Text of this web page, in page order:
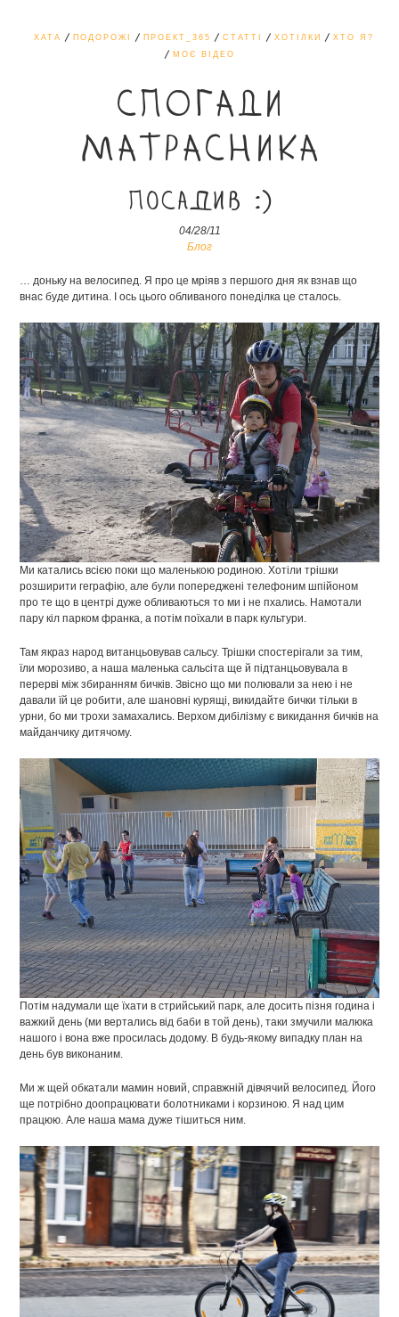
ХАТА ПОДОРОЖІ ПРОЕКТ_365 СТАТТІ ХОТІЛКИ
ХТО Я?
МОЄ ВІДЕО
СПОГАДИ
МАТРАСНИКА
Посадив :)
04/28/11
Блог
… доньку на велосипед. Я про це мріяв з першого дня як взнав що
внас буде дитина. І ось цього обливаного понеділка це сталось.
Ми катались всією поки що маленькою родиною. Хотіли трішки
розширити геграфію, але були попереджені телефоним шпійоном
про те що в центрі дуже обливаються то ми і не пхались. Намотали
пару кіл парком франка, а потім поїхали в парк культури.
Там якраз народ витанцьовував сальсу. Трішки спостерігали за тим,
їли морозиво, а наша маленька сальсіта ще й підтанцьовувала в
перерві між збиранням бичків. Звісно що ми полювали за нею і не
давали їй це робити, але шановні курящі, викидайте бички тільки в
урни, бо ми трохи замахались. Верхом дибілізму є викидання бичків на
майданчику дитячому.
Потім надумали ще їхати в стрийський парк, але досить пізня година і
важкий день (ми вертались від баби в той день), таки змучили малюка
нашого і вона вже просилась додому. В будь-якому випадку план на
день був виконаним.
Ми ж щей обкатали мамин новий, справжній дівчячий велосипед. Його
ще потрібно доопрацювати болотниками і корзиною. Я над цим
працюю. Але наша мама дуже тішиться ним.